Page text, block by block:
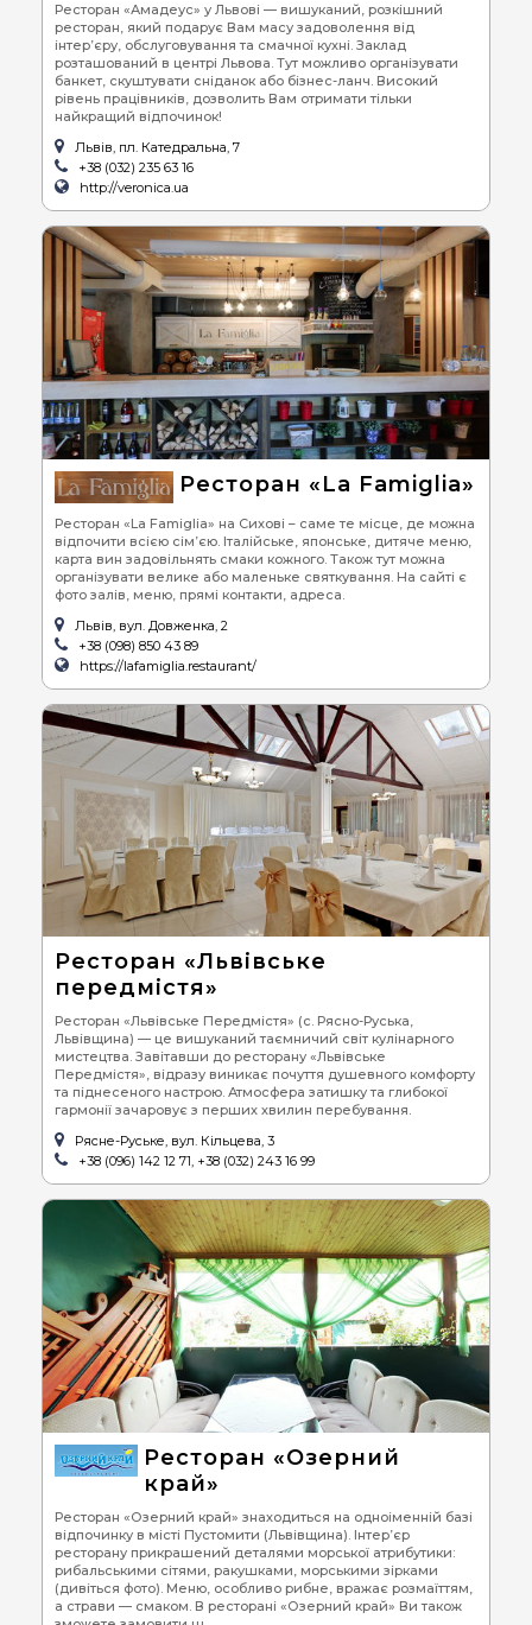
Ресторан «Амадеус» у Львові — вишуканий, розкішний
ресторан, який подарує Вам масу задоволення від
інтер’єру, обслуговування та смачної кухні. Заклад
розташований в центрі Львова. Тут можливо організувати
банкет, скуштувати сніданок або бізнес-ланч. Високий
рівень працівників, дозволить Вам отримати тільки
найкращий відпочинок!
Львів, пл. Катедральна, 7
+38 (032) 235 63 16
http://veronica.ua
Ресторан «La Famiglia»
Ресторан «La Famiglia» на Сихові – саме те місце, де можна
відпочити всією сім’єю. Італійське, японське, дитяче меню,
карта вин задовільнять смаки кожного. Також тут можна
організувати велике або маленьке святкування. На сайті є
фото залів, меню, прямі контакти, адреса.
Львів, вул. Довженка, 2
+38 (098) 850 43 89
https://lafamiglia.restaurant/
Ресторан «Львівське
передмістя»
Ресторан «Львівське Передмістя» (с. Рясно-Руська,
Львівщина) — це вишуканий таємничий світ кулінарного
мистецтва. Завітавши до ресторану «Львівське
Передмістя», відразу виникає почуття душевного комфорту
та піднесеного настрою. Атмосфера затишку та глибокої
гармонії зачаровує з перших хвилин перебування.
Рясне-Руське, вул. Кільцева, 3
+38 (096) 142 12 71, +38 (032) 243 16 99
Ресторан «Озерний
край»
Ресторан «Озерний край» знаходиться на одноіменній базі
відпочинку в місті Пустомити (Львівщина). Інтер’єр
ресторану прикрашений деталями морської атрибутики:
рибальськими сітями, ракушками, морськими зірками
(дивіться фото). Меню, особливо рибне, вражає розмаїттям,
а страви — смаком. В ресторані «Озерний край» Ви також